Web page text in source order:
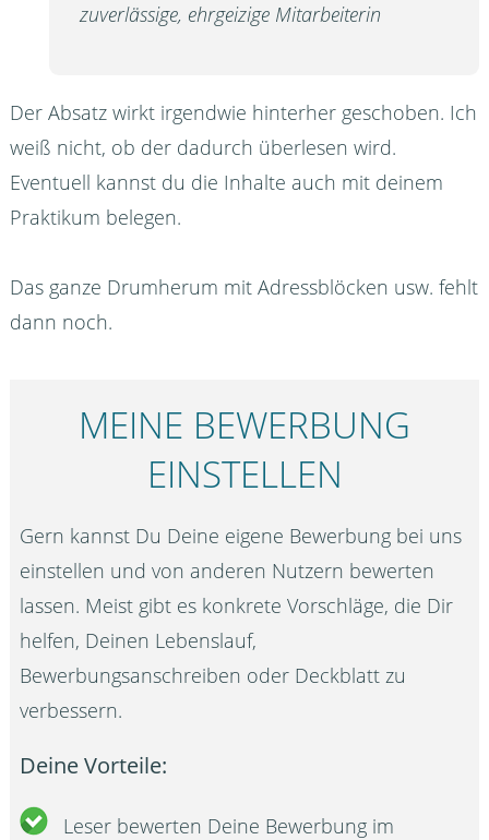
zuverlässige, ehrgeizige Mitarbeiterin
Der Absatz wirkt irgendwie hinterher geschoben. Ich
weiß nicht, ob der dadurch überlesen wird.
Eventuell kannst du die Inhalte auch mit deinem
Praktikum belegen.
Das ganze Drumherum mit Adressblöcken usw. fehlt
dann noch.
MEINE BEWERBUNG
EINSTELLEN
Gern kannst Du Deine eigene Bewerbung bei uns
einstellen und von anderen Nutzern bewerten
lassen. Meist gibt es konkrete Vorschläge, die Dir
helfen, Deinen Lebenslauf,
Bewerbungsanschreiben oder Deckblatt zu
verbessern.
Deine Vorteile:
Leser bewerten Deine Bewerbung im